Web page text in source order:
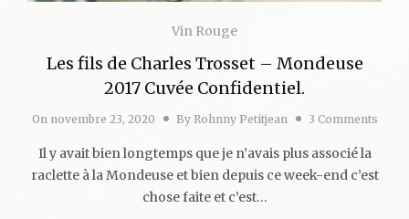
Vin Rouge
Les fils de Charles Trosset – Mondeuse
2017 Cuvée Confidentiel.
On novembre 23, 2020 By Rohnny Petitjean 3 Comments
Il y avait bien longtemps que je n’avais plus associé la
raclette à la Mondeuse et bien depuis ce week-end c’est
chose faite et c’est…